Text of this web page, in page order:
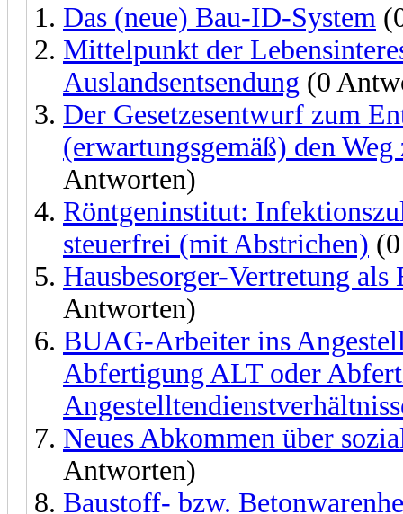
Das (neue) Bau-ID-System
Mittelpunkt der
Auslandsentsendung (0
Der Gesetzesentwurf zum
(erwartungsgemäß) den
Antworten)
Röntgeninstitut:
steuerfrei (mit Abstrichen)
Hausbesorger-Vertretung
Antworten)
BUAG-Arbeiter ins
Abfertigung ALT oder
Neues Abkommen über
Antworten)
Baustoff- bzw.